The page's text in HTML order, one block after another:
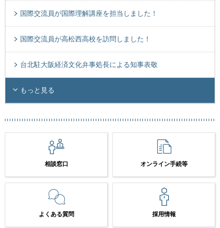
国際交流員が国際理解講座を担当しました！
国際交流員が高松西高校を訪問しました！
台北駐大阪経済文化弁事処長による知事表敬
もっと見る
相談窓口 オンライン手続等
よくある質問 採用情報